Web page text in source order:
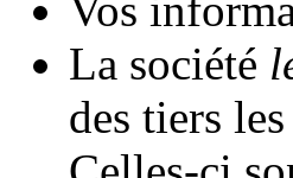
La société
des tiers